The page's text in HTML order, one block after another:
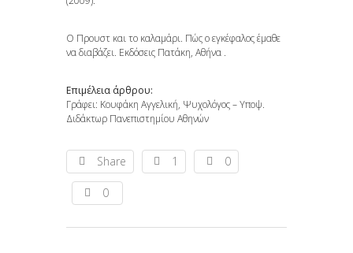
O Προυστ και το καλαμάρι. Πώς ο εγκέφαλος έμαθε
να διαβάζει. Εκδόσεις Πατάκη, Αθήνα .
Επιμέλεια άρθρου:
Γράφει: Κουφάκη Αγγελική, Ψυχολόγος – Υποψ.
Διδάκτωρ Πανεπιστημίου Αθηνών
Share 1 0
0